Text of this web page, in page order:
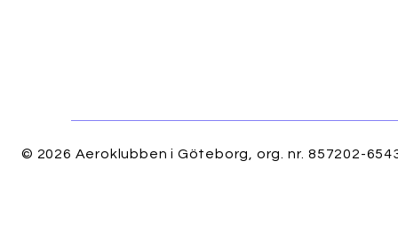
© 2026 Aeroklubben i Göteborg, org. nr. 857202-